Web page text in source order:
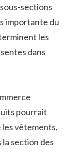
sections
importante du
les
dans
pourrait
les vêtements,
la section des